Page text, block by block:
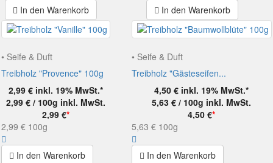
In den Warenkorb In den Warenkorb
• Seife & Duft
Treibholz "Provence" 100g
2,99 € inkl. 19% MwSt.*
2,99 € / 100g inkl. MwSt.
2,99 €*
2,99 € 100g
In den Warenkorb
• Seife & Duft
Treibholz "Gästeseifen...
4,50 € inkl. 19% MwSt.*
5,63 € / 100g inkl. MwSt.
4,50 €*
5,63 € 100g
In den Warenkorb